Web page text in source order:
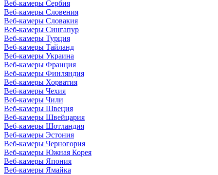
Веб-камеры Сербия
Веб-камеры Словения
Веб-камеры Словакия
Веб-камеры Сингапур
Веб-камеры Турция
Веб-камеры Тайланд
Веб-камеры Украина
Веб-камеры Франция
Веб-камеры Финляндия
Веб-камеры Хорватия
Веб-камеры Чехия
Веб-камеры Чили
Веб-камеры Швеция
Веб-камеры Швейцария
Веб-камеры Шотландия
Веб-камеры Эстония
Веб-камеры Черногория
Веб-камеры Южная Корея
Веб-камеры Япония
Веб-камеры Ямайка